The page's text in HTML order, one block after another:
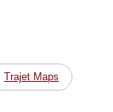
Trajet Maps